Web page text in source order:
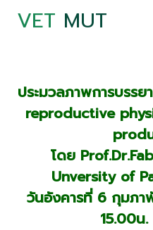
VET MUT
ประมวลภาพการบรร
reproductive
โดย
Unversity of
วันอังคารที่ 6 กุมภา
15.00น